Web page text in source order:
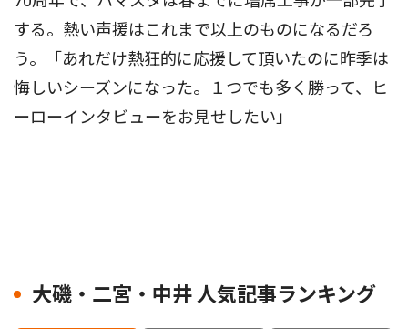
する。熱い声援はこれまで以上のものになるだろ
う。「あれだけ熱狂的に応援して頂いたのに昨季は
悔しいシーズンになった。１つでも多く勝って、ヒ
ーローインタビューをお見せしたい」
大磯・二宮・中井 人気記事ランキング